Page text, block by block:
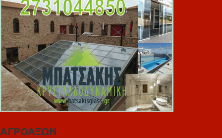
ΑΓΡΟΑΞΩΝ